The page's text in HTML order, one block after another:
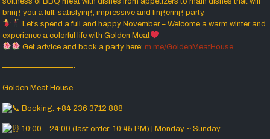
bring you a full, satisfying, impressive and lingering party.
Let’s spend a full and happy November – Welcome a warm winter and
experience a colorful life with Golden Meat
Get advice and book a party here:m.me/GoldenMeatHouse
—————————-
Golden Meat House
Booking: +84 236 3712 888
10:00 – 24:00 (last order: 10:45 PM) | Monday ~ Sunday